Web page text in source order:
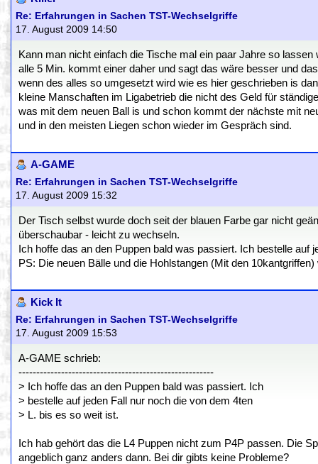
Re: Erfahrungen in Sachen TST-Wechselgriffe
17. August 2009 14:50
Kann man nicht einfach die Tische mal ein paar Jahre so lassen
alle 5 Min. kommt einer daher und sagt das wäre besser und
wenn des alles so umgesetzt wird wie es hier geschrieben is
kleine Manschaften im Ligabetrieb die nicht des Geld für
was mit dem neuen Ball is und schon kommt der nächste mit
und in den meisten Liegen schon wieder im Gespräch sind.
A-GAME
Re: Erfahrungen in Sachen TST-Wechselgriffe
17. August 2009 15:32
Der Tisch selbst wurde doch seit der blauen Farbe gar nicht
überschaubar - leicht zu wechseln.
Ich hoffe das an den Puppen bald was passiert. Ich bestelle
PS: Die neuen Bälle und die Hohlstangen (Mit den
Kick It
Re: Erfahrungen in Sachen TST-Wechselgriffe
17. August 2009 15:53
A-GAME schrieb:
-------------------------------------------------------
> Ich hoffe das an den Puppen bald was passiert. Ich
> bestelle auf jeden Fall nur noch die von dem 4ten
> L. bis es so weit ist.
Ich hab gehört das die L4 Puppen nicht zum P4P passen. Die
angeblich ganz anders dann. Bei dir gibts keine Probleme?